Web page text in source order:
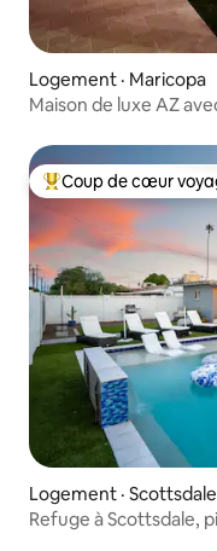
Logement · Maricopa
Maison de luxe AZ
Coup de cœur
Coup de cœur
Logement · Scottsdale
Refuge à Scottsdale,